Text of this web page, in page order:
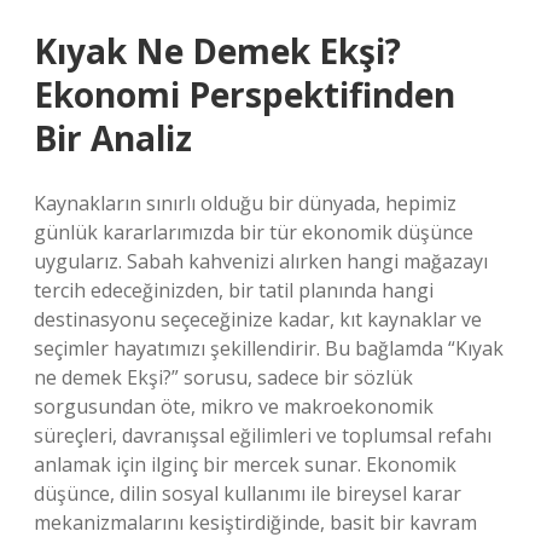
Kıyak Ne Demek Ekşi?
Ekonomi Perspektifinden
Bir Analiz
Kaynakların sınırlı olduğu bir dünyada, hepimiz
günlük kararlarımızda bir tür ekonomik düşünce
uygularız. Sabah kahvenizi alırken hangi mağazayı
tercih edeceğinizden, bir tatil planında hangi
destinasyonu seçeceğinize kadar, kıt kaynaklar ve
seçimler hayatımızı şekillendirir. Bu bağlamda “Kıyak
ne demek Ekşi?” sorusu, sadece bir sözlük
sorgusundan öte, mikro ve makroekonomik
süreçleri, davranışsal eğilimleri ve toplumsal refahı
anlamak için ilginç bir mercek sunar. Ekonomik
düşünce, dilin sosyal kullanımı ile bireysel karar
mekanizmalarını kesiştirdiğinde, basit bir kavram